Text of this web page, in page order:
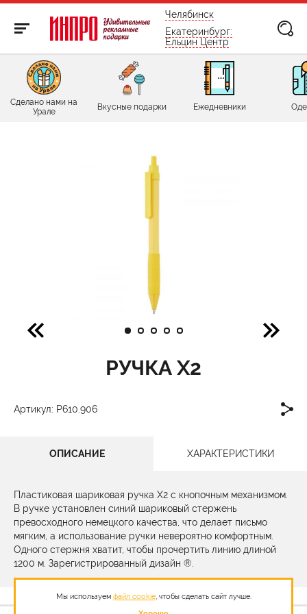
бесплатно по России
Челябинск
Екатеринбург:
Ельцин Центр
Сделано нами на
Урале
Вкусные подарки Ежедневники
РУЧКА X2
Артикул: P610.906
ОПИСАНИЕ ХАРАКТЕРИСТИКИ
Пластиковая шариковая ручка X2 с кнопочным механизмом.
В ручке установлен синий шариковый стержень
превосходного немецкого качества, что делает письмо
мягким, а использование ручки невероятно комфортным.
Одного стержня хватит, чтобы прочертить линию длиной
1200 м. Зарегистрированный дизайн ®.
Мы используем файл cookie, чтобы сделать сайт лучше.